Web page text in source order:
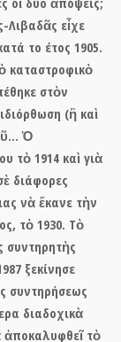
εἶχε
το έτος 1905.
καταστροφικὸ
στὸν
(ἢ καὶ
Ὁ
τὸ 1914 καὶ γιὰ
διάφορες
νὰ ἔκανε τὴν
τὸ 1930. Τὸ
συντηρητὴς
ξεκίνησε
συντηρήσεως
διαδοχικὰ
ἀποκαλυφθεῖ τὸ